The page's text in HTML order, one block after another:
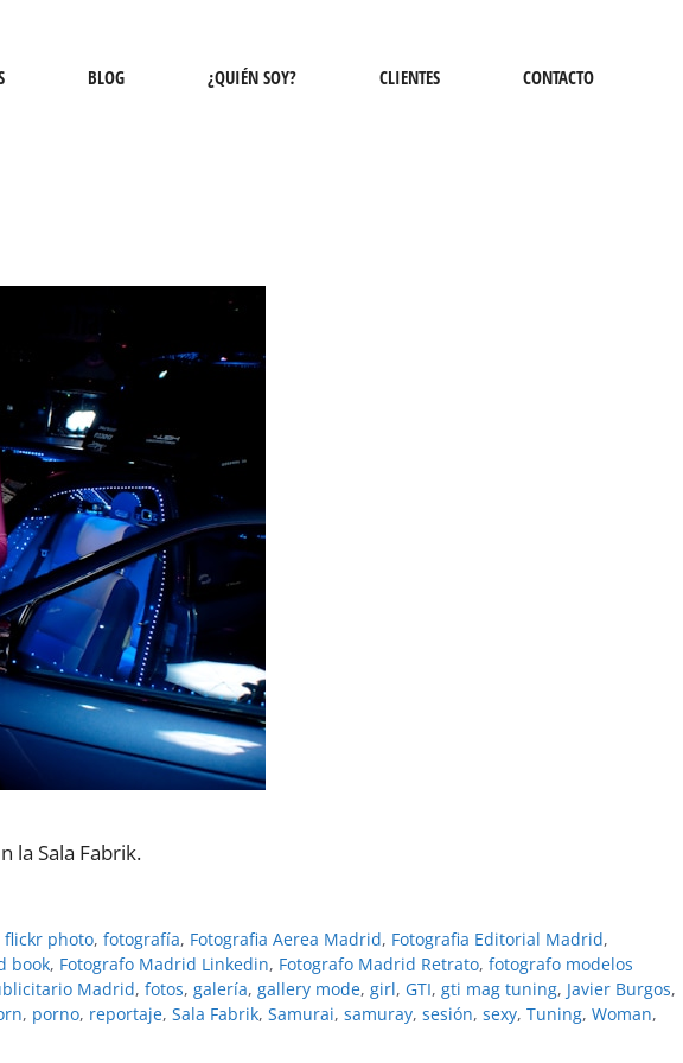
BLOG ¿QUIÉN SOY? CLIENTES CONTACTO
la Sala Fabrik.
flickr photo,fotografí­a, Fotografia Aerea Madrid, Fotografia Editorial Madrid,
book, Fotografo Madrid Linkedin, Fotografo Madrid Retrato, fotografo modelos
Madrid, fotos, galerí­a, gallery mode, girl, GTI, gti mag tuning, Javier Burgos,
, porno, reportaje, Sala Fabrik, Samurai, samuray, sesión, sexy, Tuning, Woman,